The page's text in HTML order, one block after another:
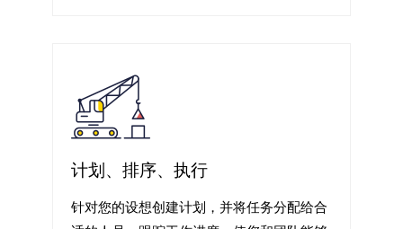
计划、排序、执行
针对您的设想创建计划，并将任务分配给合